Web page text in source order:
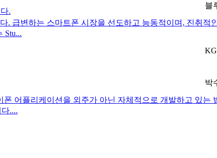
.
블
. 급변하는 스마트폰 시장을 선도하고 능동적이며, 진취적
Stu...
박
어플리케이션을 외주가 아닌 자체적으로 개발하고 있는
....